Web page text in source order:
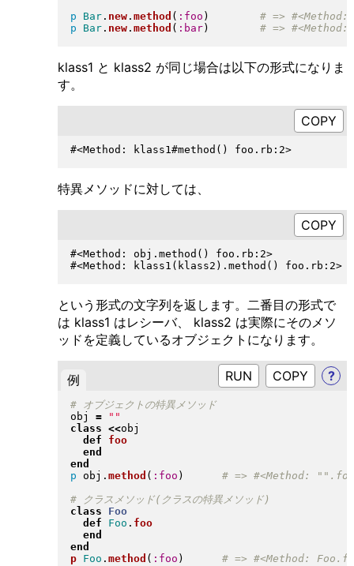
p
Bar. new. method ( :foo )
p
Bar. new. method ( :bar)
klass1 と klass2 が同じ場合は以下の形式になりま
す。
特異メソッドに対しては、
#<Method: obj.method() foo.rb:2>
という形式の文字列を返します。二番目の形式で
は klass1 はレシーバ、 klass2 は実際にそのメソ
ッドを定義しているオブジェクトになります。
例 RUN ?
# オブジェクトの特異メソッド
obj = " "
class <<obj
def
foo
end
end
p obj . method ( :foo )
class
Foo
def
Foo . foo
end
end
p
Foo . method ( :foo )